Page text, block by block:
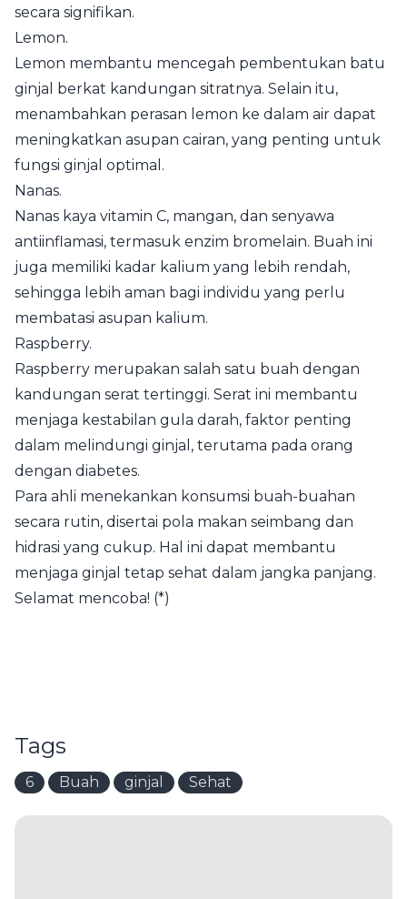
secara signifikan.
Lemon.
Lemon membantu mencegah pembentukan batu
ginjal berkat kandungan sitratnya. Selain itu,
menambahkan perasan lemon ke dalam air dapat
meningkatkan asupan cairan, yang penting untuk
fungsi ginjal optimal.
Nanas.
Nanas kaya vitamin C, mangan, dan senyawa
antiinflamasi, termasuk enzim bromelain. Buah ini
juga memiliki kadar kalium yang lebih rendah,
sehingga lebih aman bagi individu yang perlu
membatasi asupan kalium.
Raspberry.
Raspberry merupakan salah satu buah dengan
kandungan serat tertinggi. Serat ini membantu
menjaga kestabilan gula darah, faktor penting
dalam melindungi ginjal, terutama pada orang
dengan diabetes.
Para ahli menekankan konsumsi buah-buahan
secara rutin, disertai pola makan seimbang dan
hidrasi yang cukup. Hal ini dapat membantu
menjaga ginjal tetap sehat dalam jangka panjang.
Selamat mencoba! (*)
Tags
6 Buah ginjal Sehat